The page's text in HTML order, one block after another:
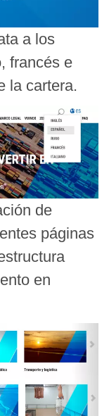
a los
francés e
la cartera.
de
páginas
en